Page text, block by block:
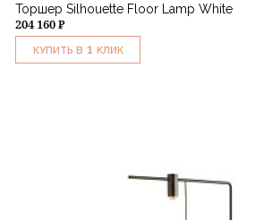
Торшер Silhouette Floor Lamp White
204 160 ₽
КУПИТЬ В 1 КЛИК